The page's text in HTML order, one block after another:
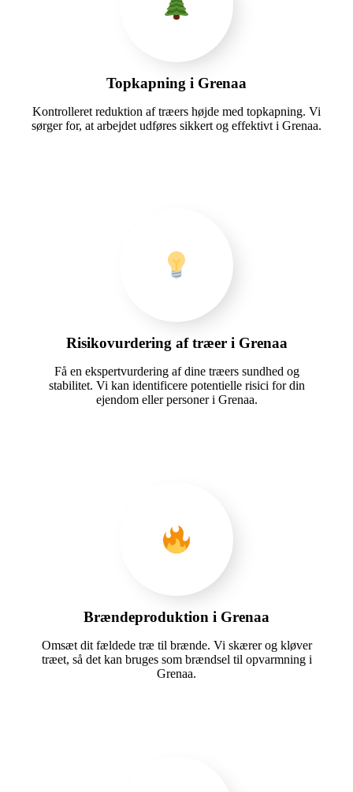
Topkapning i Grenaa
Kontrolleret reduktion af træers højde med topkapning. Vi
sørger for, at arbejdet udføres sikkert og effektivt i Grenaa.
Risikovurdering af træer i Grenaa
Få en ekspertvurdering af dine træers sundhed og
stabilitet. Vi kan identificere potentielle risici for din
ejendom eller personer i Grenaa.
Brændeproduktion i Grenaa
Omsæt dit fældede træ til brænde. Vi skærer og kløver
træet, så det kan bruges som brændsel til opvarmning i
Grenaa.